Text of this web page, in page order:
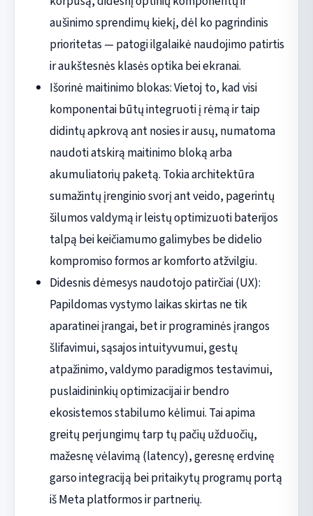
aušinimo sprendimų kiekį, dėl ko pagrindinis
prioritetas — patogi ilgalaikė naudojimo patirtis
ir aukštesnės klasės optika bei ekranai.
Išorinė maitinimo blokas: Vietoj to, kad visi
komponentai būtų integruoti į rėmą ir taip
didintų apkrovą ant nosies ir ausų, numatoma
naudoti atskirą maitinimo bloką arba
akumuliatorių paketą. Tokia architektūra
sumažintų įrenginio svorį ant veido, pagerintų
šilumos valdymą ir leistų optimizuoti baterijos
talpą bei keičiamumo galimybes be didelio
kompromiso formos ar komforto atžvilgiu.
Didesnis dėmesys naudotojo patirčiai (UX):
Papildomas vystymo laikas skirtas ne tik
aparatinei įrangai, bet ir programinės įrangos
šlifavimui, sąsajos intuityvumui, gestų
atpažinimo, valdymo paradigmos testavimui,
puslaidininkių optimizacijai ir bendro
ekosistemos stabilumo kėlimui. Tai apima
greitų perjungimų tarp tų pačių užduočių,
mažesnę vėlavimą (latency), geresnę erdvinę
garso integraciją bei pritaikytų programų portą
iš Meta platformos ir partnerių.